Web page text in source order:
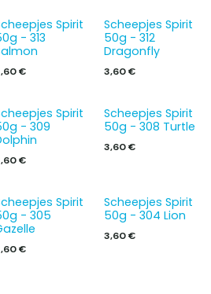
Spirit
- 313
€
Scheepjes Spirit
50g - 312
Dragonfly
3,60€
Spirit
- 309
€
Scheepjes Spirit
50g - 308 Turtle
3,60€
Spirit
- 305
€
Scheepjes Spirit
50g - 304 Lion
3,60€